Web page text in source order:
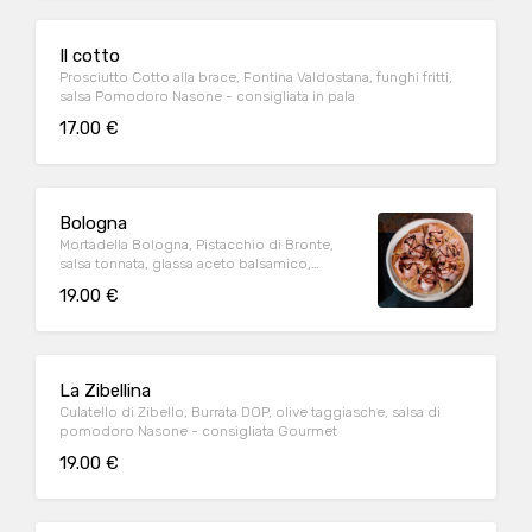
Il cotto
Prosciutto Cotto alla brace, Fontina Valdostana, funghi fritti,
salsa Pomodoro Nasone - consigliata in pala
17.00 €
Bologna
Mortadella Bologna, Pistacchio di Bronte,
salsa tonnata, glassa aceto balsamico,
19.00 €
La Zibellina
Culatello di Zibello, Burrata DOP, olive taggiasche, salsa di
pomodoro Nasone - consigliata Gourmet
19.00 €